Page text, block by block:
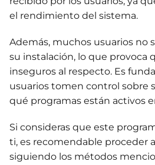
el rendimiento del sistema.
Además, muchos usuarios no
su instalación, lo que provoca
inseguros al respecto. Es
usuarios tomen control sobre
qué programas están activos
Si consideras que este
ti, es recomendable proceder
siguiendo los métodos